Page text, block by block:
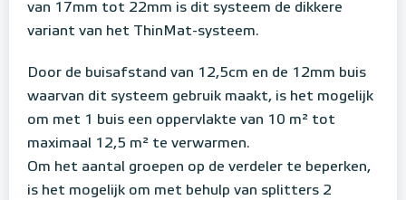
van 17mm tot 22mm is dit systeem de dikkere
variant van het ThinMat-systeem.
Door de buisafstand van 12,5cm en de 12mm buis
waarvan dit systeem gebruik maakt, is het mogelijk
om met 1 buis een oppervlakte van 10 m² tot
maximaal 12,5 m² te verwarmen.
Om het aantal groepen op de verdeler te beperken,
is het mogelijk om met behulp van splitters 2